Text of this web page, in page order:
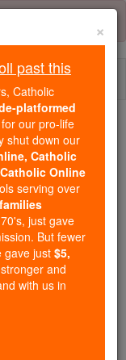
in the
you,
delivered
over 2.2
In an age
form
Christ.
$5 — the
×
past this
Catholic
platformed
for our pro-life
shut down our
Catholic
Online
serving over
just gave
But fewer
gave just$5,
and
with us in